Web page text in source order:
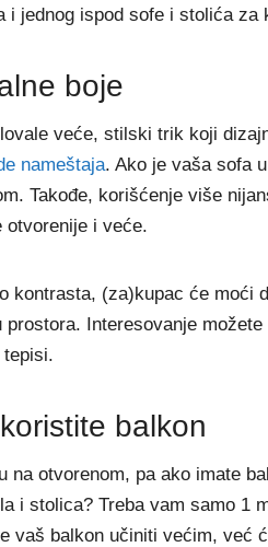
i jednog ispod sofe i stolića za
boje
veće, stilski trik koji
nameštaja. Ako je vaša sofa
Takođe, korišćenje više
otvorenije i veće.
kontrasta, (za)kupac će moći
Interesovanje
balkon
na otvorenom, pa ako imate
i stolica? Treba vam samo 1
vaš balkon učiniti većim, već